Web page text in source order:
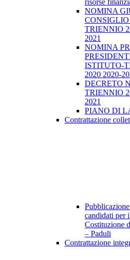
risorse
NOMINA
TRIENNIO
2021
NOMINA
ISTITUTO-
2020 2020-
DECRETO
TRIENNIO
2021
PIANO DI
Contrattazione
candidati per
Costituzione
– Paduli
Contrattazione